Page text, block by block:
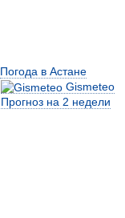
Погода в Астане
Gismeteo
Прогноз на 2 недели